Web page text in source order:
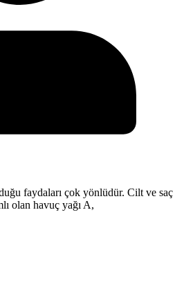
faydaları çok yönlüdür. Cilt ve saç
olan havuç yağı A,